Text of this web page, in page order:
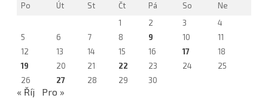
Po
Út St Čt Pá So
Ne
1
2 3
4
5
6 7 8 9 10
11
12
13 14 15 16 17
18
19
20 21 22 23 24
25
26
27 28 29 30
« Říj Pro »